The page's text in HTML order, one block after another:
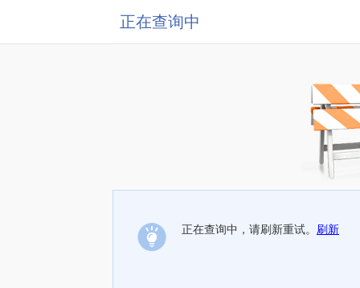
正在查询中
正在查询中，请刷新重试。 刷新